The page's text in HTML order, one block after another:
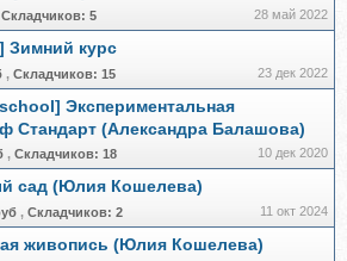
Складчиков: 5 28 май 2022
Зимний курс
, Складчиков: 15 23 дек 2022
Экспериментальная
Стандарт (Александра Балашова)
, Складчиков: 18 10 дек 2020
сад (Юлия Кошелева)
, Складчиков: 2 11 окт 2024
живопись (Юлия Кошелева)